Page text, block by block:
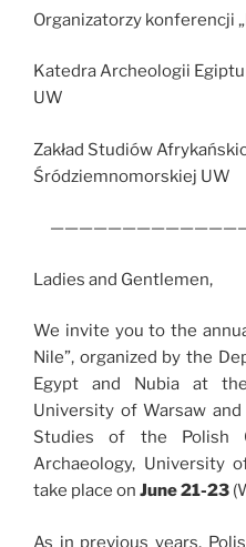
Organizatorzy konferencji
Katedra Archeologii
UW
Zakład Studiów
Śródziemnomorskiej UW
Ladies and Gentlemen,
We invite you to the
Nile”, organized by the
Egypt and Nubia at
University of Warsaw
Studies of the Polish
Archaeology, University
take place on June 21-23
As in previous years,